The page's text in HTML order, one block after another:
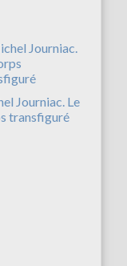
Journiac. Le
transfiguré